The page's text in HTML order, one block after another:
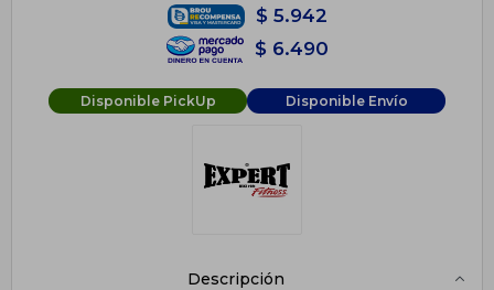
$ 5.942
$ 6.490
Disponible PickUp Disponible Envío
Descripción